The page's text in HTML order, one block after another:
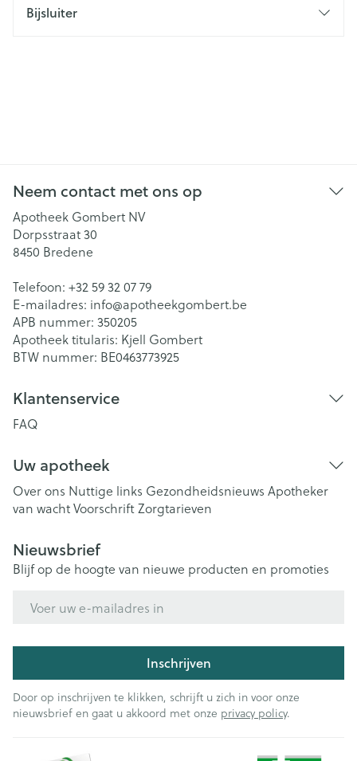
Bijsluiter
Neem contact met ons op
Apotheek Gombert NV
Dorpsstraat 30
8450 Bredene
Telefoon: +32 59 32 07 79
E-mailadres: info@apotheekgombert.be
APB nummer: 350205
Apotheek titularis: Kjell Gombert
BTW nummer: BE0463773925
Klantenservice
FAQ
Uw apotheek
Over ons Nuttige links Gezondheidsnieuws Apotheker
van wachtVoorschriftZorgtarieven
Nieuwsbrief
Blijf op de hoogte van nieuwe producten en promoties
Inschrijven
Door op inschrijven te klikken, schrijft u zich in voor onze
nieuwsbrief en gaat u akkoord met onze privacy policy.